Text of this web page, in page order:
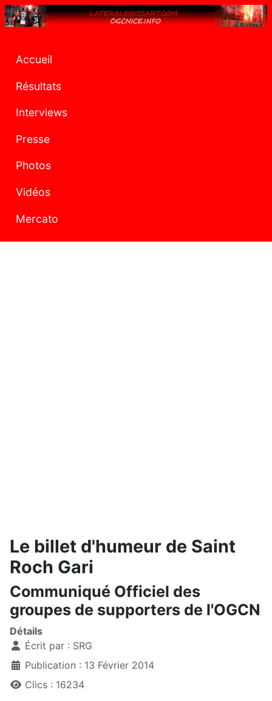
Accueil
Résultats
Interviews
Presse
Photos
Vidéos
Mercato
Le billet d'humeur de Saint
Roch Gari
Communiqué Officiel des
groupes de supporters de l'OGCN
Détails
Écrit par : SRG
Publication : 13 Février 2014
Clics : 16234